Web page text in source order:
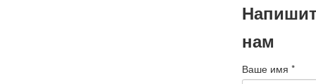
нам
Ваше имя*